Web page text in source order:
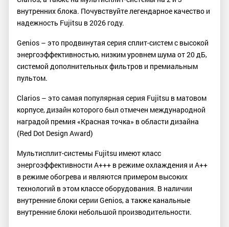
внутренних блока. Почувствуйте легендарное качество и
надежность Fujitsu в 2026 году.
Genios – это продвинутая серия сплит-систем с высокой
энергоэффективностью, низким уровнем шума от 20 дБ,
системой дополнительных фильтров и премиальным
пультом.
Clarios – это самая популярная серия Fujitsu в матовом
корпусе, дизайн которого был отмечен международной
наградой премия «Красная точка» в области дизайна
(Red Dot Design Award)
Мультисплит-системы Fujitsu имеют класс
энергоэффективности A+++ в режиме охлаждения и A++
в режиме обогрева и являются примером высоких
технологий в этом классе оборудования. В наличии
внутренние блоки серии Genios, а также канальные
внутренние блоки небольшой производительности.